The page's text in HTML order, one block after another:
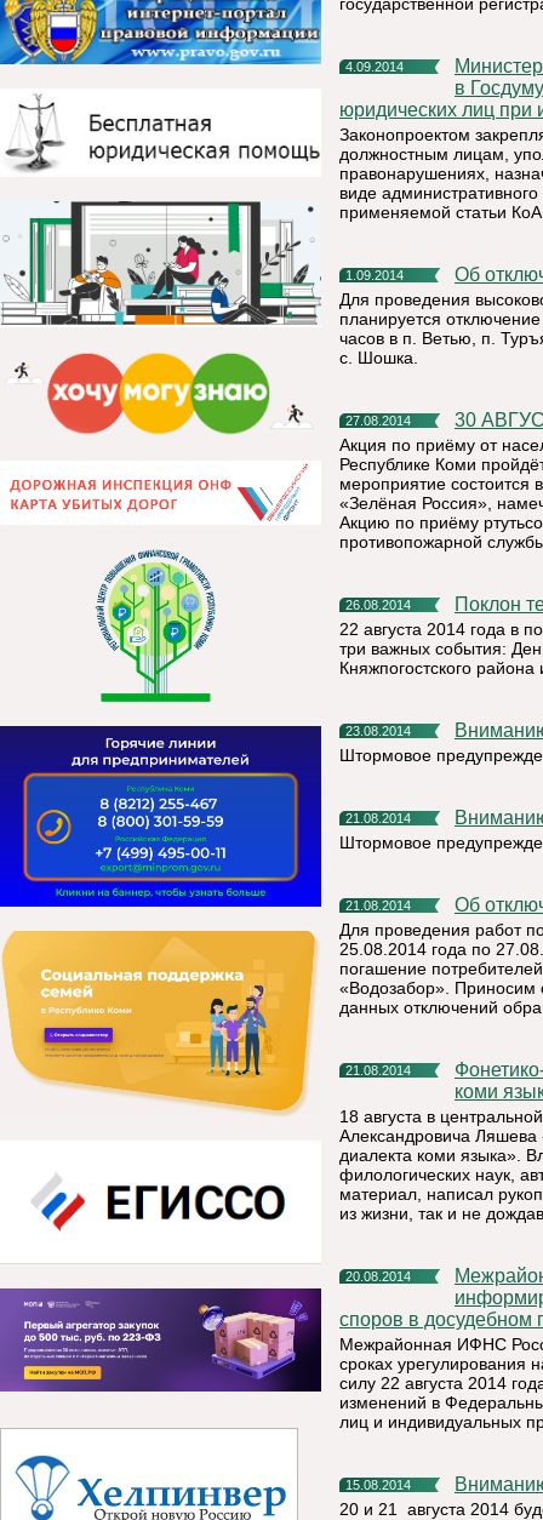
4.09.2014
Министерство экономического развития сообщает о внесении
в
юридических лиц при
Законопроектом
должностным лицам,
правонарушениях,
виде
применяемой статьи
1.09.2014 Об
Для проведения
планируется
часов в п. Ветью, п.
с. Шошка.
27.08.2014 30
Акция по приёму от
Республике Коми
мероприятие состоится
«Зелёная Россия»,
Акцию по приёму
противопожарной
26.08.2014 Поклон
22 августа 2014 года в
три важных события:
Княжпогостского
23.08.2014
Штормовое
21.08.2014
Штормовое
21.08.2014 Об
Для проведения работ
25.08.2014 года по
погашение
«Водозабор». Приносим
данных отключений
21.08.2014
Фонетико-морфологические особенности вымского диалекта
коми
18 августа в
Александровича Ляшева
диалекта коми языка».
филологических наук,
материал, написал
из жизни, так и не
20.08.2014
Межрайонная ИФНС России № 5 по Республике Коми
споров в досудебном
Межрайонная ИФНС
сроках урегулирования
силу 22 августа 2014
изменений в
лиц и индивидуальных
15.08.2014
20 и 21 августа 2014